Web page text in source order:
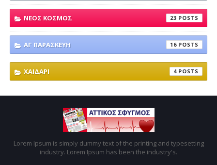
ΝΕΟΣ ΚΟΣΜΟΣ 23
ΑΓ ΠΑΡΑΣΚΕΥΗ 16
ΧΑΙΔΑΡΙ 4
Lorem Ipsum is simply dummy text of the printing and typesetting
industry. Lorem Ipsum has been the industry's.